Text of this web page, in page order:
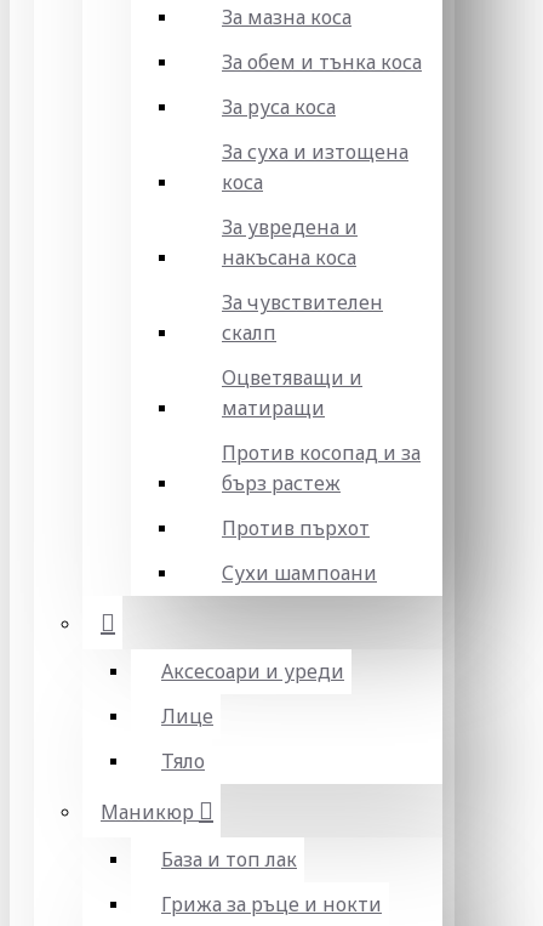
За мазна коса
За обем и тънка коса
За руса коса
За суха и изтощена
коса
За увредена и
накъсана коса
За чувствителен
скалп
Оцветяващи и
матиращи
Против косопад и за
бърз растеж
Против пърхот
Сухи шампоани
Аксесоари и уреди
Лице
Тяло
Маникюр
База и топ лак
Грижа за ръце и нокти